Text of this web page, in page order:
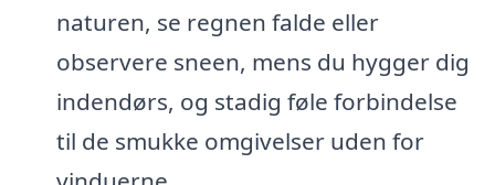
naturen, se regnen falde eller
observere sneen, mens du hygger dig
indendørs, og stadig føle forbindelse
til de smukke omgivelser uden for